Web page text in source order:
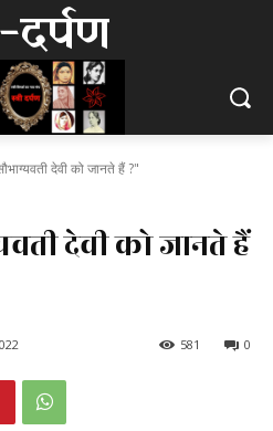
दर्पण
देवी को जानते हैं ?"
देवी को जानते हैं
0
581